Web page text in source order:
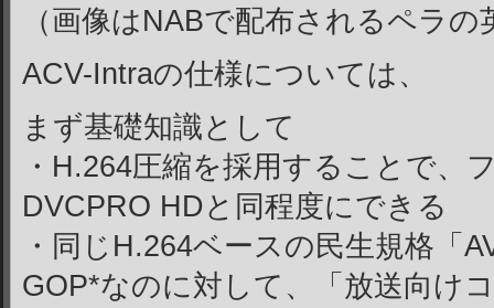
（画像はNABで配布されるペラ
ACV-Intraの仕様については、
まず基礎知識として
・H.264圧縮を採用することで、
DVCPRO HDと同程度にできる
・同じH.264ベースの民生規格「
GOP*なのに対して、「放送向け